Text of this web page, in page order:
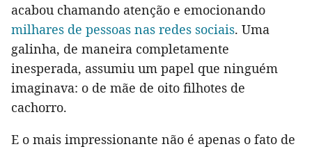
acabou chamando atenção e emocionando
milhares de pessoas nas redes sociais. Uma
galinha, de maneira completamente
inesperada, assumiu um papel que ninguém
imaginava: o de mãe de oito filhotes de
cachorro.
E o mais impressionante não é apenas o fato de